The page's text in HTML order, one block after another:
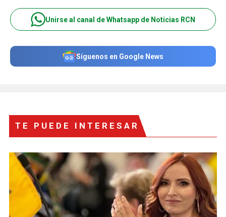
Unirse al canal de Whatsapp de Noticias RCN
Síguenos en Google News
TE PUEDE INTERESAR